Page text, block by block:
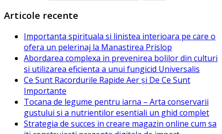
Articole recente
Importanta spirituala si linistea interioara pe care o
ofera un pelerinaj la Manastirea Prislop
Abordarea complexa in prevenirea bolilor din culturi
si utilizarea eficienta a unui fungicid Universalis
Ce Sunt Racordurile Rapide Aer și De Ce Sunt
Importante
Tocana de legume pentru iarna – Arta conservarii
gustului si a nutrientilor esentiali un ghid complet
Strategia de succes in creare magazin online cum sa